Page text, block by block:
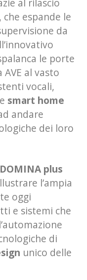
, che espande le
da
le porte
al vasto
vocali,
smart home
andare
dei loro
plus
l’ampia
oggi
e sistemi che
di
unico delle